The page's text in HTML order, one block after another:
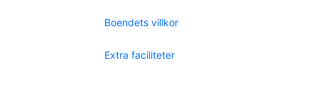
Boendets villkor
Extra faciliteter